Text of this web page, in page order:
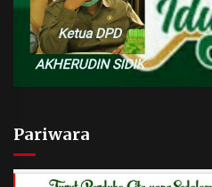
Pariwara